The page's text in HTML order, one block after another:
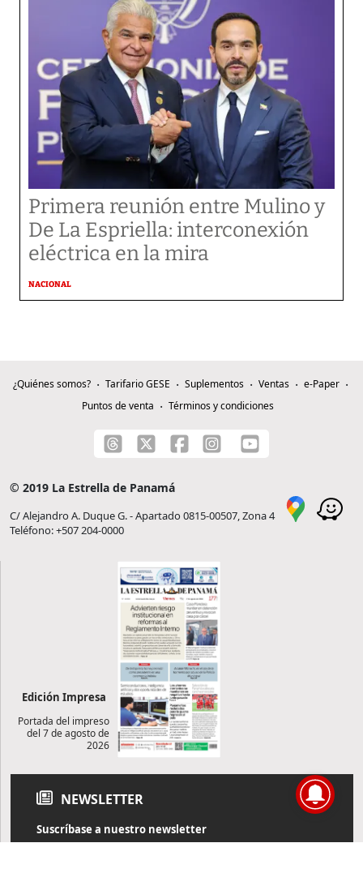
Primera reunión entre Mulino y
De La Espriella: interconexión
eléctrica en la mira
NACIONAL
¿Quiénes somos? Tarifario GESE Suplementos Ventas
e-Paper
Puntos de venta
Términos y condiciones
© 2019 La Estrella de Panamá
C/ Alejandro A. Duque G. - Apartado 0815-00507, Zona 4
Teléfono: +507 204-0000
Edición Impresa
Portada del impreso
del 7 de agosto de
2026
NEWSLETTER
Suscríbase a nuestro newsletter
Reciba diariamente información de actualidad directamente en